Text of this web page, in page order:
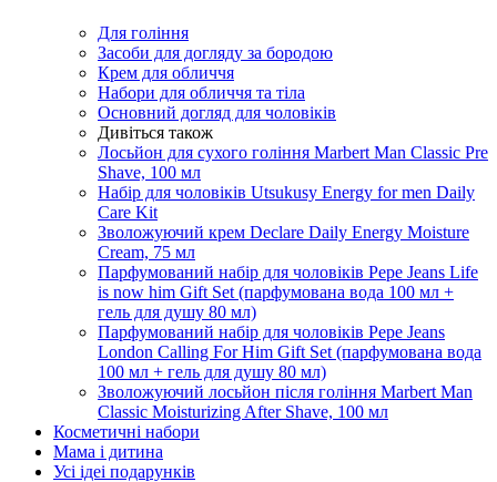
Для гоління
Засоби для догляду за бородою
Крем для обличчя
Набори для обличчя та тіла
Основний догляд для чоловіків
Дивіться також
Лосьйон для сухого гоління Marbert Man Classic Pre
Shave, 100 мл
Набір для чоловіків Utsukusy Energy for men Daily
Care Kit
Зволожуючий крем Declare Daily Energy Moisture
Cream, 75 мл
Парфумований набір для чоловіків Pepe Jeans Life
is now him Gift Set (парфумована вода 100 мл +
гель для душу 80 мл)
Парфумований набір для чоловіків Pepe Jeans
London Calling For Him Gift Set (парфумована вода
100 мл + гель для душу 80 мл)
Зволожуючий лосьйон після гоління Marbert Man
Classic Moisturizing After Shave, 100 мл
Косметичні набори
Мама і дитина
Усi iдеi подарункiв